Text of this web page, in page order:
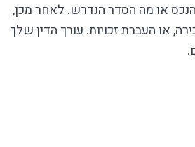
או מה הסדר הנדרש. לאחר מכן,
או העברת זכויות. עורך הדין שלך